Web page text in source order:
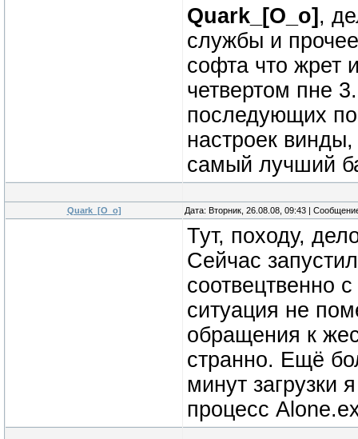
Quark_[O_o] ,
службы и
софта что жрет
четвертом пне
последующих
настроек
самый лучший
Quark_[O_o] Дата: Вторник, 26.08.08, 09:43 |
Тут, походу,
Сейчас
соотвецтвенно
ситуация не
обращения к
странно. Ещё
минут загрузки
процесс